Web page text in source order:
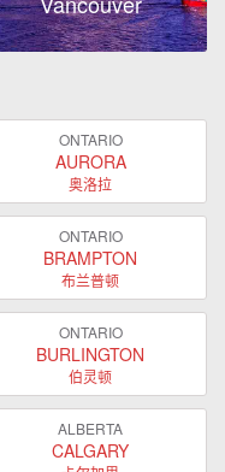
ONTARIO
AURORA
奥洛拉
ONTARIO
BRAMPTON
布兰普顿
ONTARIO
BURLINGTON
伯灵顿
ALBERTA
CALGARY